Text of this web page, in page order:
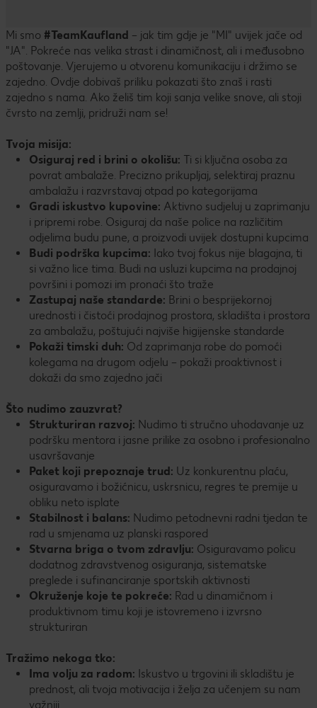
Mi smo #TeamKaufland – jak tim gdje je "MI" uvijek jače od
"JA". Pokreće nas velika strast i dinamičnost, ali i međusobno
poštovanje. Vjerujemo u otvorenu komunikaciju i držimo se
zajedno. Ovdje dobivaš priliku pokazati što znaš i rasti
zajedno s nama. Ako želiš tim koji sanja velike snove, ali stoji
čvrsto na zemlji, pridruži nam se!
Tvoja misija:
Osiguraj red i brini o okolišu: Ti si ključna osoba za
povrat ambalaže. Precizno prikupljaj, selektiraj praznu
ambalažu i razvrstavaj otpad po kategorijama
Gradi iskustvo kupovine: Aktivno sudjeluj u zaprimanju
i pripremi robe. Osiguraj da naše police na različitim
odjelima budu pune, a proizvodi uvijek dostupni kupcima
Budi podrška kupcima: Iako tvoj fokus nije blagajna, ti
si važno lice tima. Budi na usluzi kupcima na prodajnoj
površini i pomozi im pronaći što traže
Zastupaj naše standarde: Brini o besprijekornoj
urednosti i čistoći prodajnog prostora, skladišta i prostora
za ambalažu, poštujući najviše higijenske standarde
Pokaži timski duh: Od zaprimanja robe do pomoći
kolegama na drugom odjelu – pokaži proaktivnost i
dokaži da smo zajedno jači
Što nudimo zauzvrat?
Strukturiran razvoj: Nudimo ti stručno uhodavanje uz
podršku mentora i jasne prilike za osobno i profesionalno
usavršavanje
Paket koji prepoznaje trud: Uz konkurentnu plaću,
osiguravamo i božićnicu, uskrsnicu, regres te premije u
obliku neto isplate
Stabilnost i balans: Nudimo petodnevni radni tjedan te
rad u smjenama uz planski raspored
Stvarna briga o tvom zdravlju: Osiguravamo policu
dodatnog zdravstvenog osiguranja, sistematske
preglede i sufinanciranje sportskih aktivnosti
Okruženje koje te pokreće: Rad u dinamičnom i
produktivnom timu koji je istovremeno i izvrsno
strukturiran
Tražimo nekoga tko:
Ima volju za radom: Iskustvo u trgovini ili skladištu je
prednost, ali tvoja motivacija i želja za učenjem su nam
važniji